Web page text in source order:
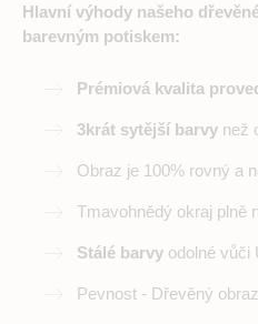
Hlavní výhody našeho
barevným potiskem:
Prémiová kvalita
3krát sytější barvy než
Obraz je 100% rovný a
Tmavohnědý okraj plně
Stálé barvy odolné vůči
Pevnost - Dřevěný